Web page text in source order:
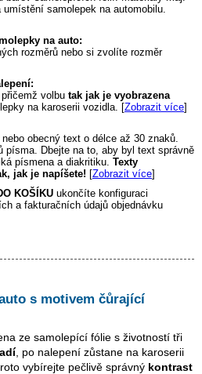
samolepek na automobilu.
na auto:
rozměrů nebo si zvolíte rozměr
volbu tak jak je vyobrazena
na karoserii vozidla. [Zobrazit více]
nebo obecný text o délce až 30 znaků.
písma. Dbejte na to, aby byl text správně
písmena a diakritiku. Texty
jak je napíšete! [Zobrazit více]
KOŠÍKU ukončíte konfiguraci
a fakturačních údajů objednávku
s motivem čůrající
ze samolepící fólie s životností tři
, po nalepení zůstane na karoserii
vybírejte pečlivě správný kontrast